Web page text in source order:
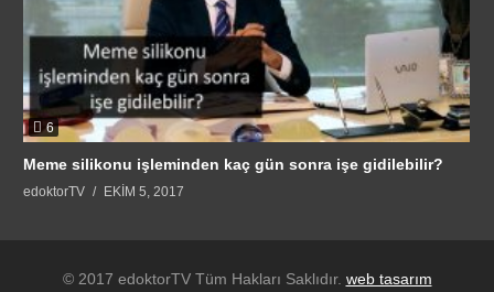
6
Meme silikonu işleminden kaç gün sonra işe gidilebilir?
edoktorTV EKIM 5, 2017
© 2017 edoktorTV Tüm Hakları Saklıdır. web tasarım